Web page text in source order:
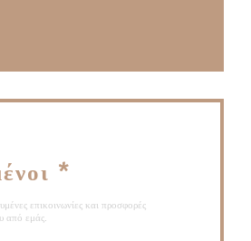
*
επικοινωνίες και προσφορές
από εμάς.